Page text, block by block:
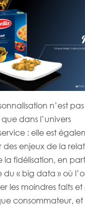
n’est pas
dans l’univers
: elle est
enjeux de la
la fidélisation, en
du « big data » où
les moindres faits et
consommateur, et